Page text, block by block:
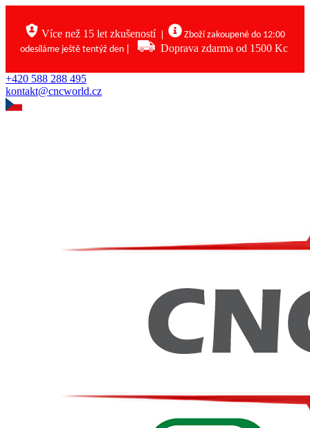
Více než 15 let zkušeností
Zboží zakoupené do 12:00
odesíláme ještě tentýž den | Doprava zdarma od 1500 Kc
+420 588 288 495
kontakt@cncworld.cz